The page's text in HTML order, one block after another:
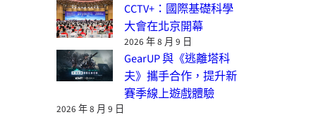
CCTV+：國際基礎科學
大會在北京開幕
2026 年 8 月 9 日
GearUP 與《逃離塔科
夫》攜手合作，提升新
賽季線上遊戲體驗
2026 年 8 月 9 日